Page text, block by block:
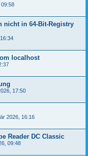
09:58
nicht in 64-Bit-Registry
localhost
17:50
2026, 16:16
Reader DC Classic
09:48